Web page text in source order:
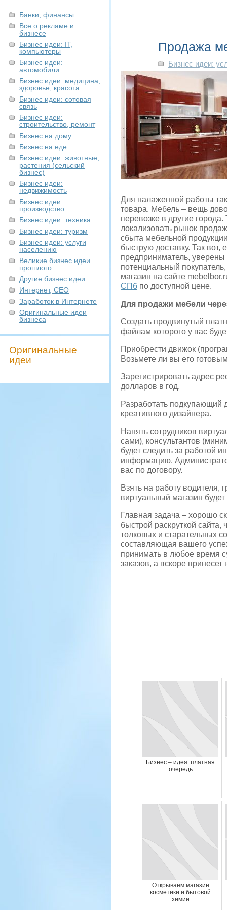
Банки, финансы
Все о рекламе и
бизнесе
Бизнес идеи: IT,
компьютеры
Бизнес идеи:
автомобили
Бизнес идеи: медицина,
здоровье, красота
Бизнес идеи: сотовая
связь
Бизнес идеи:
строительство, ремонт
Бизнес на дому
Бизнес на еде
Бизнес идеи: животные,
растения (сельский
бизнес)
Бизнес идеи:
недвижимость
Бизнес идеи:
производство
Бизнес идеи: техника
Бизнес идеи: туризм
Бизнес идеи: услуги
населению
Великие бизнес идеи
прошлого
Другие бизнес идеи
Интернет, СЕО
Заработок в Интернете
Оригинальные идеи
бизнеса
Оригинальные
идеи
Продажа
Бизнес идеи:
Для налаженной работы
товара. Мебель – вещь
перевозке в другие
локализовать рынок
сбыта мебельной
быструю доставку. Так
предприниматель, уверены
потенциальный
магазин на сайте
СПб по доступной цене.
Для продажи мебели
Создать продвинутый
файлам которого у вас
Приобрести движок
Возьмете ли вы его
Зарегистрировать адрес
долларов в год.
Разработать подкупающий
креативного дизайнера.
Нанять сотрудников
сами), консультантов
будет следить за работой
информацию.
вас по договору.
Взять на работу водителя,
виртуальный магазин
Главная задача – хорошо
быстрой раскруткой сайта,
толковых и старательных
составляющая вашего
принимать в любое время
заказов, а вскоре
Бизнес – идея: платная
очередь
Открываем магазин
косметики и бытовой
химии